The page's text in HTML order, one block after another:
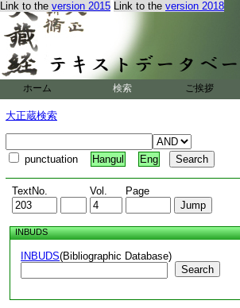
Link to the version 2015 Link to the version 2018
ホーム 検索 ご挨拶
大正蔵検索
punctuation Hangul Eng
TextNo. Vol. Page
INBUDS
INBUDS(Bibliographic Database)
Search